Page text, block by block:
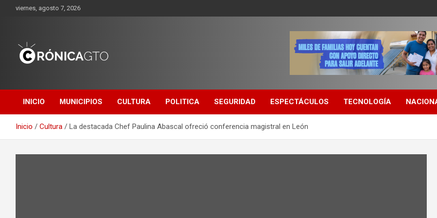
viernes, agosto 7, 2026
GUANAJUATO
INICIO MUNICIPIOS CULTURA POLITICA SEGURIDAD ESPECTÁCULOS TECNOLOGÍA
Inicio Cultura La destacada Chef Paulina Abascal ofreció conferencia magistral en León